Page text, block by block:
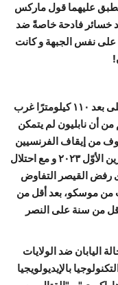
ينطبق عليهما قول ماركس
خسائر فادحة خاصةً ضد
على نفس الجبهة و كانت
شهدت معركة بورودينو الشرسة، التي تقع على بعد ١١٠ كيلومترًا غرب
أن نابليون لم يتمكن
من إيقاف الفرنسيين
و هذا يشبه الكرّ و الفرّ الذي نعيشه منذ ٧ تشرين الأوّل ٢٠٢٣ و مع احتلال
رفض القيصر التفاوض
من موسكو، بعد أقل من
من سنة على النصر
اليابان ضد الولايات
بالإيديولويجيا